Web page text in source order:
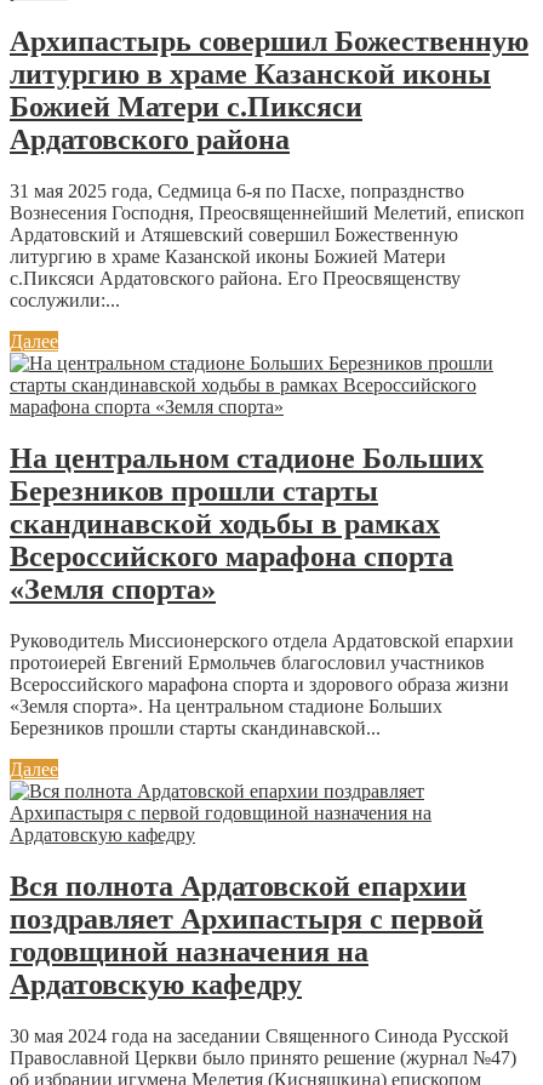
Архипастырь совершил Божественную
литургию в храме Казанской иконы
Божией Матери с.Пиксяси
Ардатовского района
31 мая 2025 года, Седмица 6-я по Пасхе, попразднство
Вознесения Господня, Преосвященнейший Мелетий, епископ
Ардатовский и Атяшевский совершил Божественную
литургию в храме Казанской иконы Божией Матери
с.Пиксяси Ардатовского района. Его Преосвященству
сослужили:...
Далее
На центральном стадионе Больших
Березников прошли старты
скандинавской ходьбы в рамках
Всероссийского марафона спорта
«Земля спорта»
Руководитель Миссионерского отдела Ардатовской епархии
протоиерей Евгений Ермольчев благословил участников
Всероссийского марафона спорта и здорового образа жизни
«Земля спорта». На центральном стадионе Больших
Березников прошли старты скандинавской...
Далее
Вся полнота Ардатовской епархии
поздравляет Архипастыря с первой
годовщиной назначения на
Ардатовскую кафедру
30 мая 2024 года на заседании Священного Синода Русской
Православной Церкви было принято решение (журнал №47)
об избрании игумена Мелетия (Кисняшкина) епископом